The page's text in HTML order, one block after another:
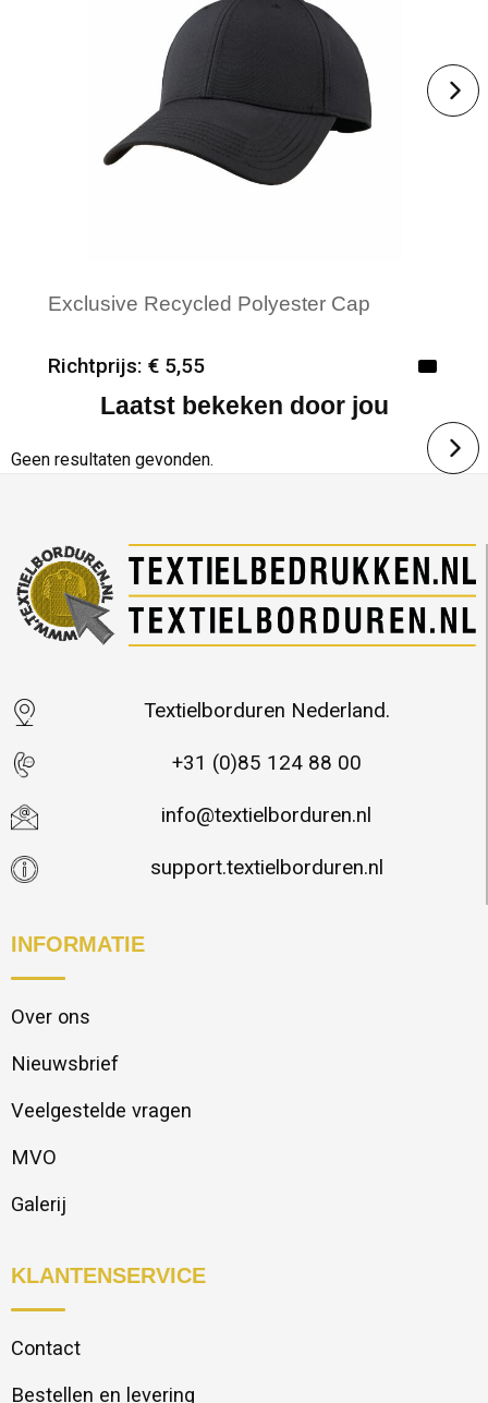
Exclusive Recycled Polyester Cap
Richtprijs: € 5,55
Minimale afname: 25
Laatst bekeken door jou
Geen resultaten gevonden.
Textielborduren Nederland.
+31 (0)85 124 88 00
info@textielborduren.nl
support.textielborduren.nl
INFORMATIE
Over ons
Nieuwsbrief
Veelgestelde vragen
MVO
Galerij
KLANTENSERVICE
Contact
Bestellen en levering